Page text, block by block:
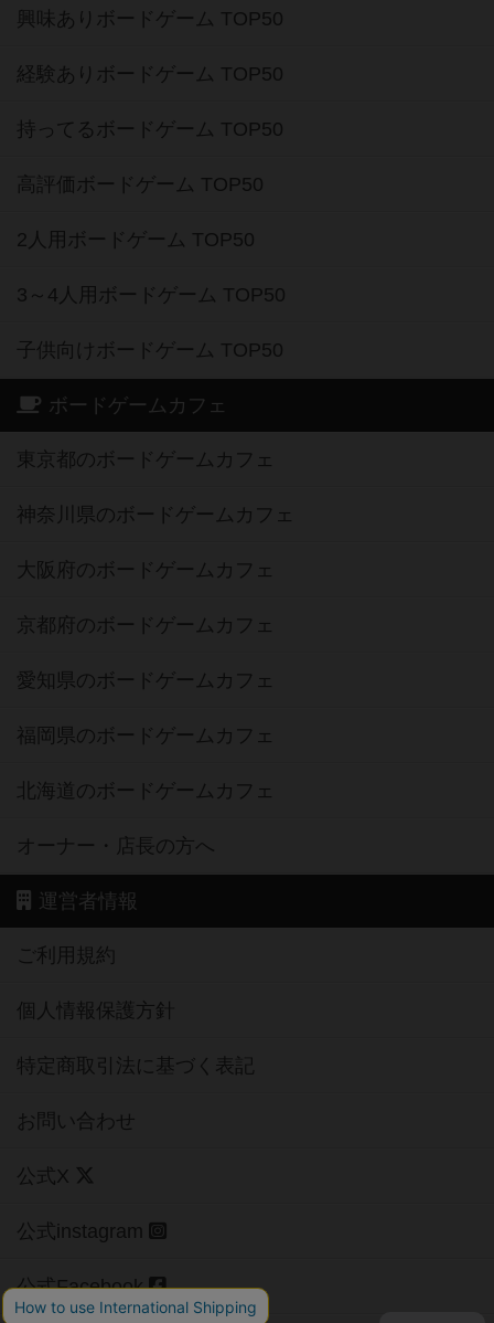
興味ありボードゲーム TOP50
経験ありボードゲーム TOP50
持ってるボードゲーム TOP50
高評価ボードゲーム TOP50
2人用ボードゲーム TOP50
3～4人用ボードゲーム TOP50
子供向けボードゲーム TOP50
ボードゲームカフェ
東京都のボードゲームカフェ
神奈川県のボードゲームカフェ
大阪府のボードゲームカフェ
京都府のボードゲームカフェ
愛知県のボードゲームカフェ
福岡県のボードゲームカフェ
北海道のボードゲームカフェ
オーナー・店長の方へ
運営者情報
ご利用規約
個人情報保護方針
特定商取引法に基づく表記
お問い合わせ
公式X
公式instagram
公式Facebook